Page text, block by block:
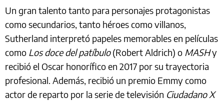
Un gran talento tanto para personajes protagonistas
como secundarios, tanto héroes como villanos,
Sutherland interpretó papeles memorables en películas
como Los doce del patíbulo(Robert Aldrich) o MASHy
recibió el Oscar honorífico en 2017 por su trayectoria
profesional. Además, recibió un premio Emmy como
actor de reparto por la serie de televisión Ciudadano X